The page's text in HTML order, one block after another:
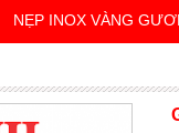
NẸP INOX VÀNG